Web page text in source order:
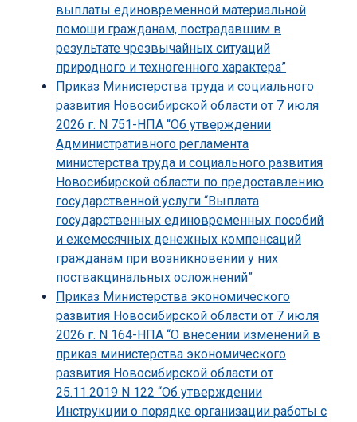
выплаты единовременной материальной
помощи гражданам, пострадавшим в
результате чрезвычайных ситуаций
природного и техногенного характера”
Приказ Министерства труда и социального
развития Новосибирской области от 7 июля
2026 г. N 751-НПА “Об утверждении
Административного регламента
министерства труда и социального развития
Новосибирской области по предоставлению
государственной услуги “Выплата
государственных единовременных пособий
и ежемесячных денежных компенсаций
гражданам при возникновении у них
поствакцинальных осложнений”
Приказ Министерства экономического
развития Новосибирской области от 7 июля
2026 г. N 164-НПА “О внесении изменений в
приказ министерства экономического
развития Новосибирской области от
25.11.2019 N 122 “Об утверждении
Инструкции о порядке организации работы с